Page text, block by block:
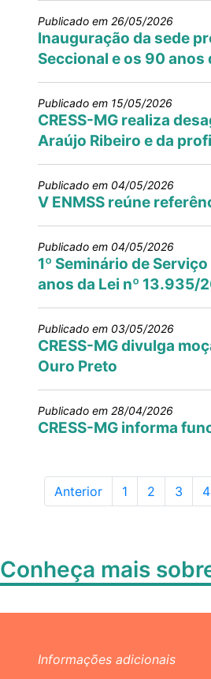
Publicado em 26/05/2026
Inauguração da sede
Seccional e os 90
Publicado em 15/05/2026
CRESS-MG realiza
Araújo Ribeiro e da
Publicado em 04/05/2026
V ENMSS reúne
Publicado em 04/05/2026
1º Seminário de
anos da Lei nº 13.935/
Publicado em 03/05/2026
CRESS-MG divulga
Ouro Preto
Publicado em 28/04/2026
CRESS-MG informa
Anterior Página
1 Página
2 Página
3 4
Conheça mais
Informações adicionais